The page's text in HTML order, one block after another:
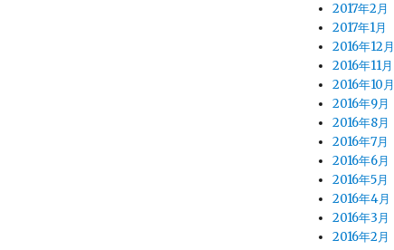
2017年2月
2017年1月
2016年12月
2016年11月
2016年10月
2016年9月
2016年8月
2016年7月
2016年6月
2016年5月
2016年4月
2016年3月
2016年2月